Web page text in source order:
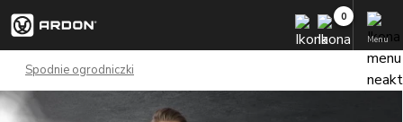
Menu
Spodnie ogrodniczki